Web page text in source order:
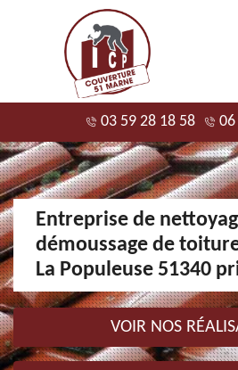
03 59 28 18 58 06
Entreprise de
démoussage de
La Populeuse 51340
VOIR NOS